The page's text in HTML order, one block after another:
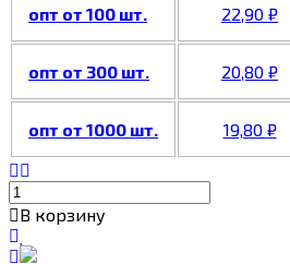
опт от 100 шт. 22,90 ₽
опт от 300 шт. 20,80 ₽
опт от 1000 шт. 19,80 ₽
В корзину